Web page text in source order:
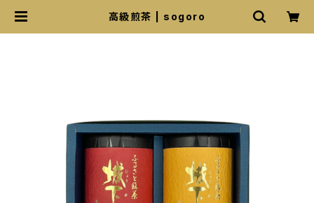
高級煎茶 | sogoro